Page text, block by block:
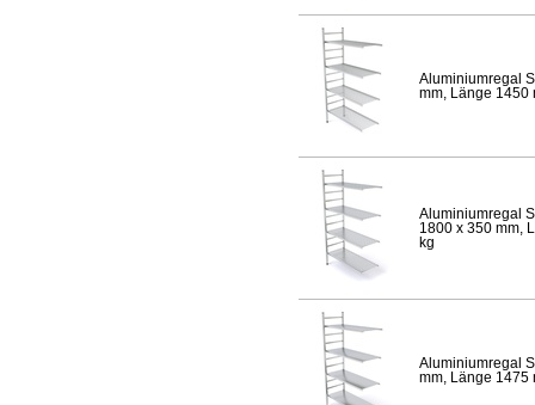
Aluminiumregal
mm, Länge 1450
Aluminiumregal
1800 x 350 mm,
kg
Aluminiumregal
mm, Länge 1475